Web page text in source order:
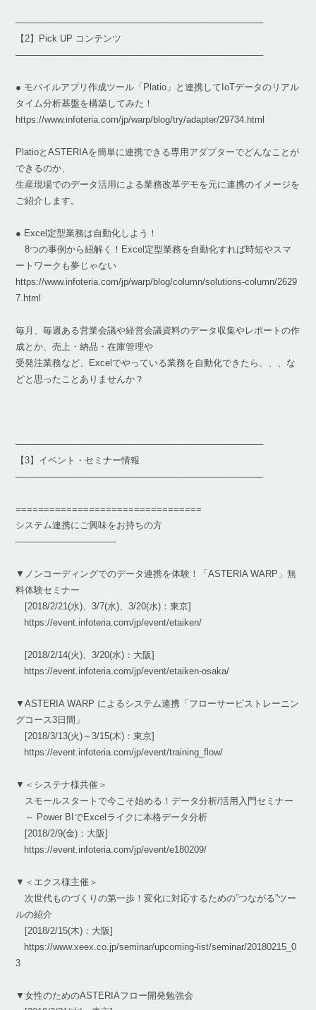
───────────────────────────────────────
【2】Pick UP コンテンツ
───────────────────────────────────────
● モバイルアプリ作成ツール「Platio」と連携してIoTデータのリアル
タイム分析基盤を構築してみた！
https://www.infoteria.com/jp/warp/blog/try/adapter/29734.html
PlatioとASTERIAを簡単に連携できる専用アダプターでどんなことが
できるのか、
生産現場でのデータ活用による業務改革デモを元に連携のイメージを
ご紹介します。
● Excel定型業務は自動化しよう！
8つの事例から紐解く！Excel定型業務を自動化すれば時短やスマ
ートワークも夢じゃない
https://www.infoteria.com/jp/warp/blog/column/solutions-column/2629
7.html
毎月、毎週ある営業会議や経営会議資料のデータ収集やレポートの作
成とか、売上・納品・在庫管理や
受発注業務など、Excelでやっている業務を自動化できたら、、、な
どと思ったことありませんか？
───────────────────────────────────────
【3】イベント・セミナー情報
───────────────────────────────────────
=================================
システム連携にご興味をお持ちの方
———————————
▼ノンコーディングでのデータ連携を体験！「ASTERIA WARP」無
料体験セミナー
[2018/2/21(水)、3/7(水)、3/20(水)：東京]
https://event.infoteria.com/jp/event/etaiken/
[2018/2/14(火)、3/20(水)：大阪]
https://event.infoteria.com/jp/event/etaiken-osaka/
▼ASTERIA WARP によるシステム連携「フローサービストレーニン
グコース3日間」
[2018/3/13(火)～3/15(木)：東京]
https://event.infoteria.com/jp/event/training_flow/
▼＜システナ様共催＞
スモールスタートで今こそ始める！データ分析/活用入門セミナー
～ Power BIでExcelライクに本格データ分析
[2018/2/9(金)：大阪]
https://event.infoteria.com/jp/event/e180209/
▼＜エクス様主催＞
次世代ものづくりの第一歩！変化に対応するための”つながる”ツー
ルの紹介
[2018/2/15(木)：大阪]
https://www.xeex.co.jp/seminar/upcoming-list/seminar/20180215_0
3
▼女性のためのASTERIAフロー開発勉強会